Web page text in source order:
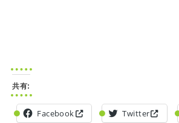
共有:
Facebook Twitter